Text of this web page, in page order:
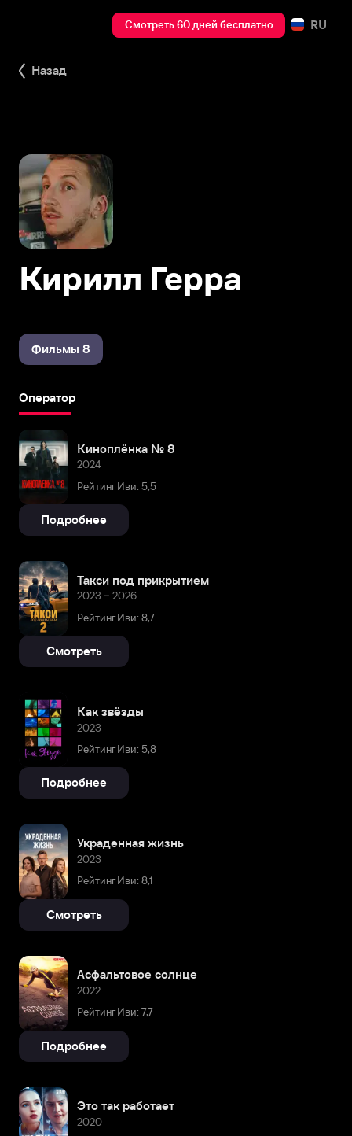
Смотреть 60 дней бесплатно RU
Назад
Кирилл Герра
Фильмы 8
Оператор
Киноплёнка № 8
2024
Рейтинг Иви: 5,5
Подробнее
Такси под прикрытием
2023 – 2026
Рейтинг Иви: 8,7
Смотреть
Как звёзды
2023
Рейтинг Иви: 5,8
Подробнее
Украденная жизнь
2023
Рейтинг Иви: 8,1
Смотреть
Асфальтовое солнце
2022
Рейтинг Иви: 7,7
Подробнее
Это так работает
2020